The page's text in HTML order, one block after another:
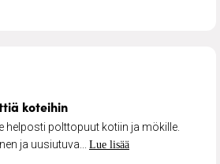
ja pellettiä koteihin
koteihin
helposti polttopuut kotiin ja mökille.
ja uusiutuva... Lue lisää